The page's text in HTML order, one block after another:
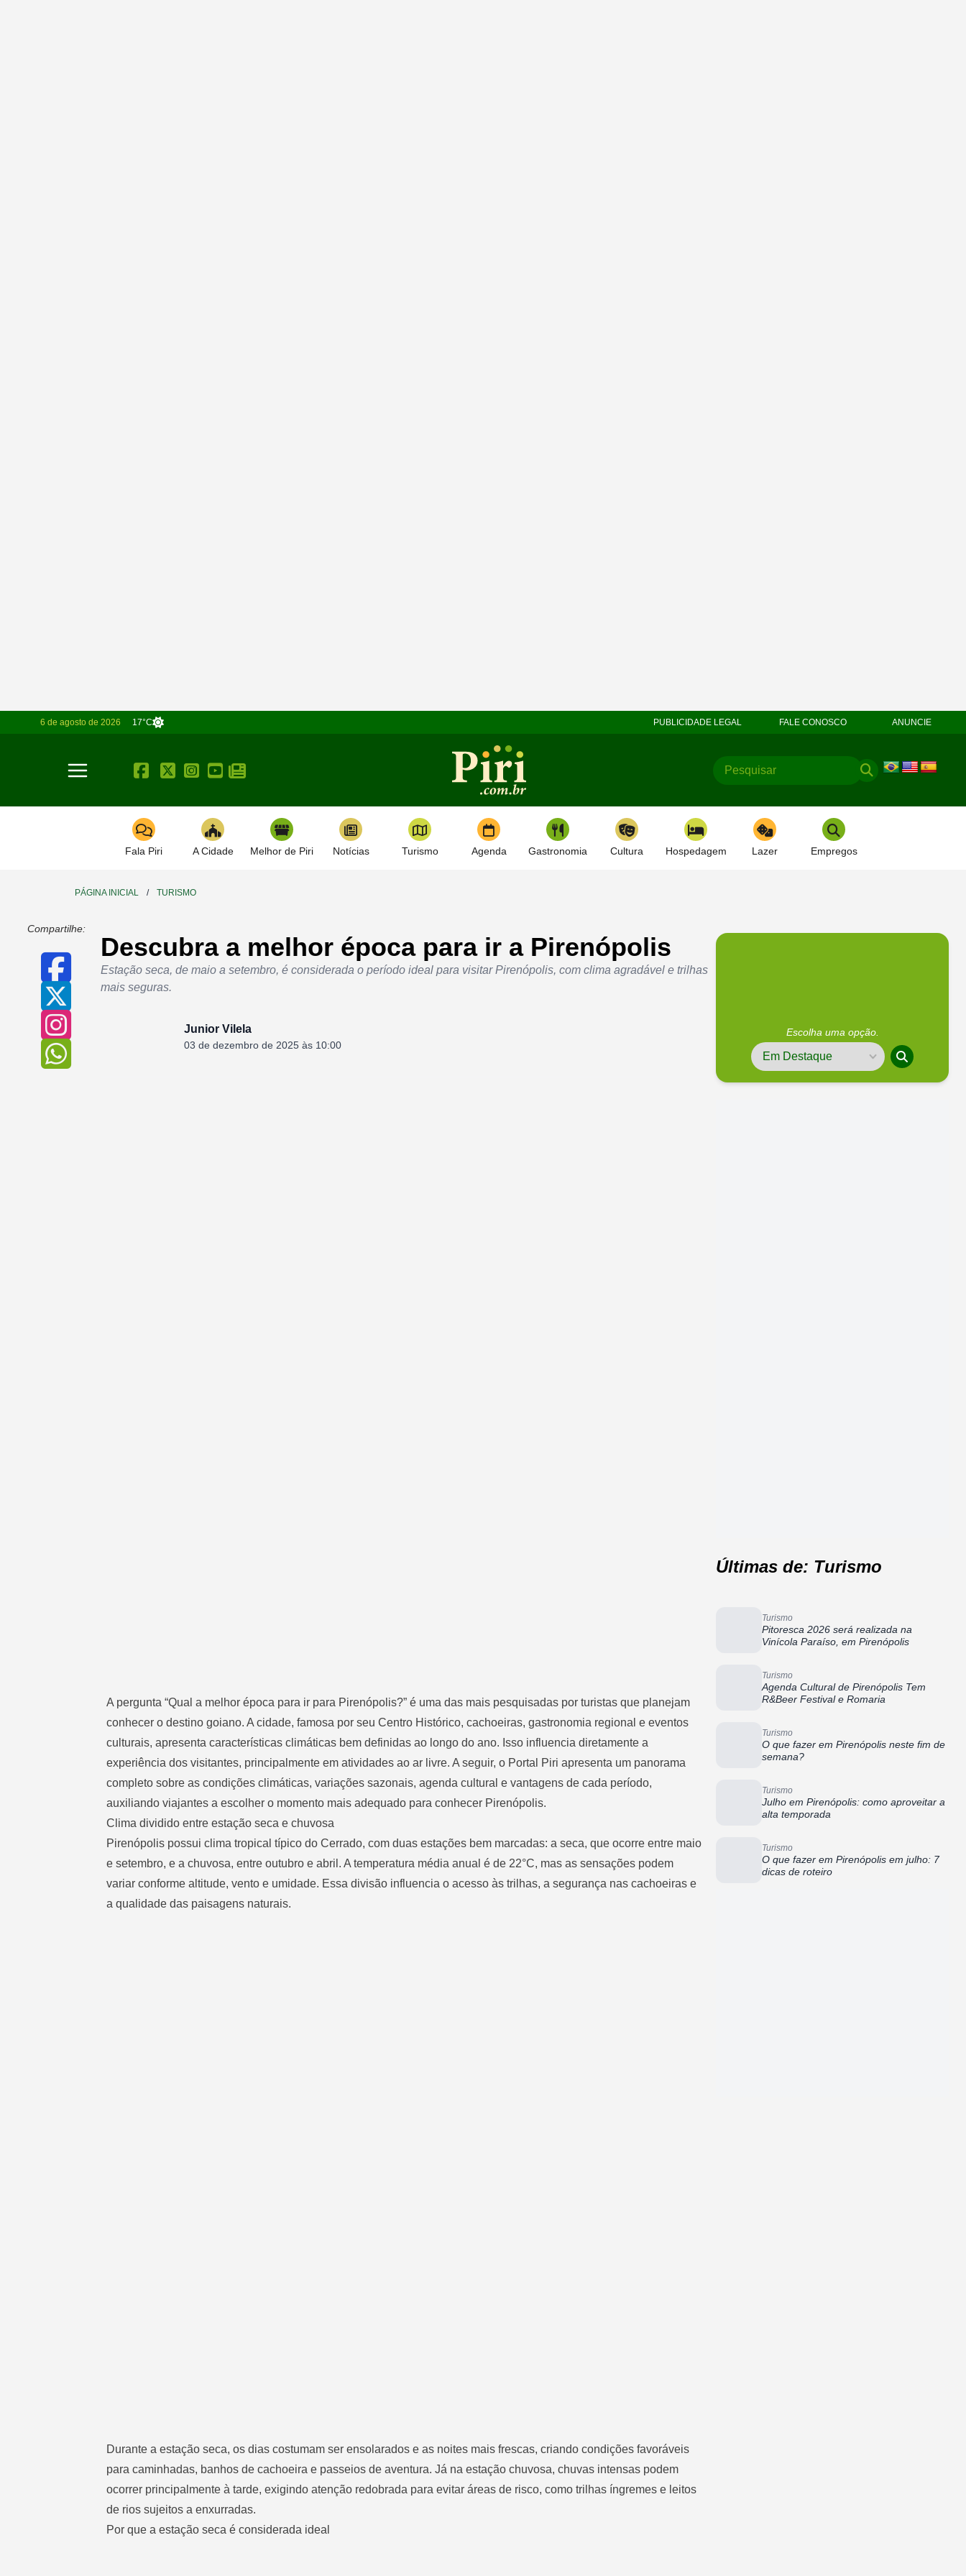
6 de agosto de 2026 17°C PUBLICIDADE LEGAL FALE CONOSCO ANUNCIE
Toggle navigation
Fala Piri A Cidade Melhor de Piri Notícias Turismo Agenda Gastronomia Cultura Hospedagem Lazer Empregos
PÁGINA INICIAL / TURISMO
Compartilhe:
Descubra a melhor época para ir a Pirenópolis
Estação seca, de maio a setembro, é considerada o período ideal para visitar Pirenópolis, com clima agradável e trilhas
mais seguras.
Junior Vilela
03 de dezembro de 2025 às 10:00
A pergunta “Qual a melhor época para ir para Pirenópolis?” é uma das mais pesquisadas por turistas que planejam
conhecer o destino goiano. A cidade, famosa por seu Centro Histórico, cachoeiras, gastronomia regional e eventos
culturais, apresenta características climáticas bem definidas ao longo do ano. Isso influencia diretamente a
experiência dos visitantes, principalmente em atividades ao ar livre. A seguir, o Portal Piri apresenta um panorama
completo sobre as condições climáticas, variações sazonais, agenda cultural e vantagens de cada período,
auxiliando viajantes a escolher o momento mais adequado para conhecer Pirenópolis.
Clima dividido entre estação seca e chuvosa
Pirenópolis possui clima tropical típico do Cerrado, com duas estações bem marcadas: a seca, que ocorre entre maio
e setembro, e a chuvosa, entre outubro e abril. A temperatura média anual é de 22°C, mas as sensações podem
variar conforme altitude, vento e umidade. Essa divisão influencia o acesso às trilhas, a segurança nas cachoeiras e
a qualidade das paisagens naturais.
Durante a estação seca, os dias costumam ser ensolarados e as noites mais frescas, criando condições favoráveis
para caminhadas, banhos de cachoeira e passeios de aventura. Já na estação chuvosa, chuvas intensas podem
ocorrer principalmente à tarde, exigindo atenção redobrada para evitar áreas de risco, como trilhas íngremes e leitos
de rios sujeitos a enxurradas.
Por que a estação seca é considerada ideal
Escolha uma opção.
Últimas de: Turismo
Turismo
Pitoresca 2026 será realizada na
Vinícola Paraíso, em Pirenópolis
Turismo
Agenda Cultural de Pirenópolis Tem
R&Beer Festival e Romaria
Turismo
O que fazer em Pirenópolis neste fim de
semana?
Turismo
Julho em Pirenópolis: como aproveitar a
alta temporada
Turismo
O que fazer em Pirenópolis em julho: 7
dicas de roteiro